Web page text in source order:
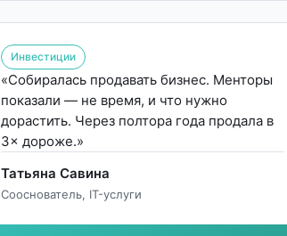
Инвестиции
«Собиралась продавать бизнес. Менторы
показали — не время, и что нужно
дорастить. Через полтора года продала в
3× дороже.»
Татьяна Савина
Сооснователь, IT-услуги